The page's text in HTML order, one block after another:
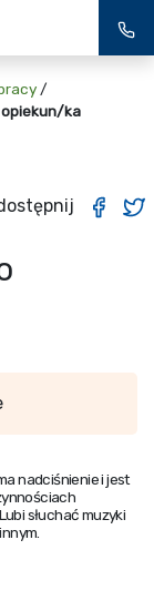
/
opiekun/ka
nadciśnienie i jest
słuchać muzyki